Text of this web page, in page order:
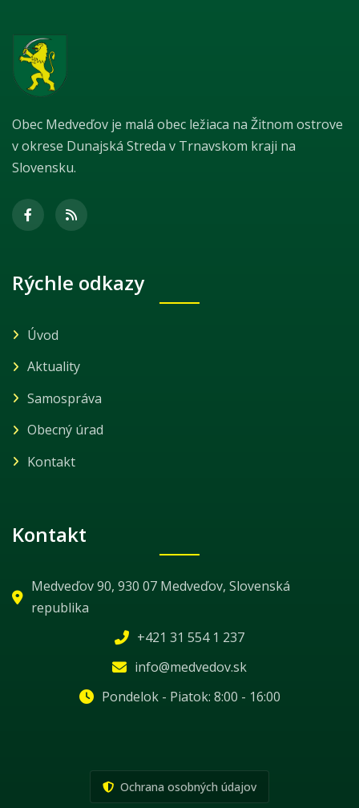
Obec Medveďov je malá obec ležiaca na Žitnom ostrove
v okrese Dunajská Streda v Trnavskom kraji na
Slovensku.
Rýchle odkazy
Úvod
Aktuality
Samospráva
Obecný úrad
Kontakt
Kontakt
Medveďov 90, 930 07 Medveďov, Slovenská
republika
+421 31 554 1 237
info@medvedov.sk
Pondelok - Piatok: 8:00 - 16:00
Ochrana osobných údajov